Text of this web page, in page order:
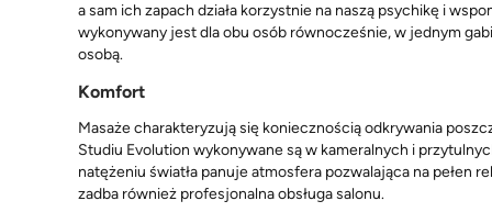
a sam ich zapach działa korzystnie na naszą psychikę i
wykonywany jest dla obu osób równocześnie, w jednym
osobą.
Komfort
Masaże charakteryzują się koniecznością odkrywania
Studiu Evolution wykonywane są w kameralnych i
natężeniu światła panuje atmosfera pozwalająca na pełen
zadba również profesjonalna obsługa salonu.